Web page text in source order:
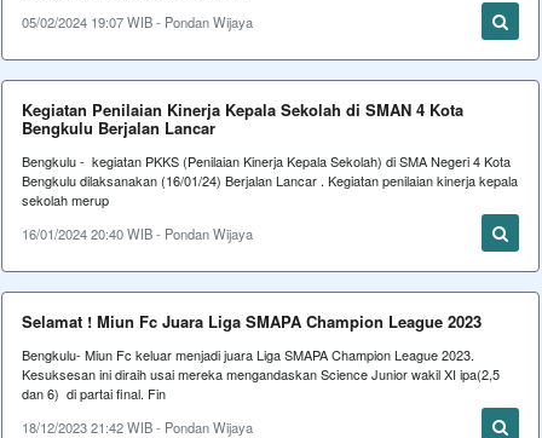
05/02/2024 19:07 WIB - Pondan Wijaya
Kegiatan Penilaian Kinerja Kepala Sekolah di SMAN 4 Kota
Bengkulu Berjalan Lancar
Bengkulu - kegiatan PKKS (Penilaian Kinerja Kepala Sekolah) di SMA Negeri 4 Kota
Bengkulu dilaksanakan (16/01/24) Berjalan Lancar . Kegiatan penilaian kinerja kepala
sekolah merup
16/01/2024 20:40 WIB - Pondan Wijaya
Selamat ! Miun Fc Juara Liga SMAPA Champion League 2023
Bengkulu- Miun Fc keluar menjadi juara Liga SMAPA Champion League 2023.
Kesuksesan ini diraih usai mereka mengandaskan Science Junior wakil XI ipa(2,5
dan 6) di partai final. Fin
18/12/2023 21:42 WIB - Pondan Wijaya